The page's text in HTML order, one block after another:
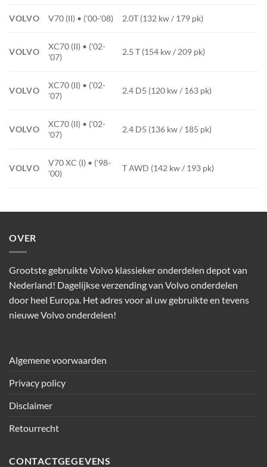
VOLVO V70 (II) • ('00-'08) 2.0T (132 kw / 179 pk)
VOLVO
XC70 (II) • ('02-
'07)
2.5 T (154 kw / 209 pk)
VOLVO
XC70 (II) • ('02-
'07)
2.4 D5 (120 kw / 163 pk)
VOLVO
XC70 (II) • ('02-
'07)
2.4 D5 (136 kw / 185 pk)
VOLVO
V70 XC (I) • ('98-
'00)
T AWD (142 kw / 193 pk)
OVER
Grootste gebruikte Volvo klassieker onderdelen depot van
Nederland! Dagelijkse verzending van Volvo onderdelen
door heel Europa. Het adres voor al uw gebruikte en tevens
nieuwe Volvo onderdelen!
Algemene voorwaarden
Privacy policy
Disclaimer
Retourrecht
CONTACTGEGEVENS